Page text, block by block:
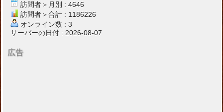
訪問者＞月別 : 4646
訪問者＞合計 : 1186226
オンライン数 : 3
サーバーの日付 : 2026-08-07
広告